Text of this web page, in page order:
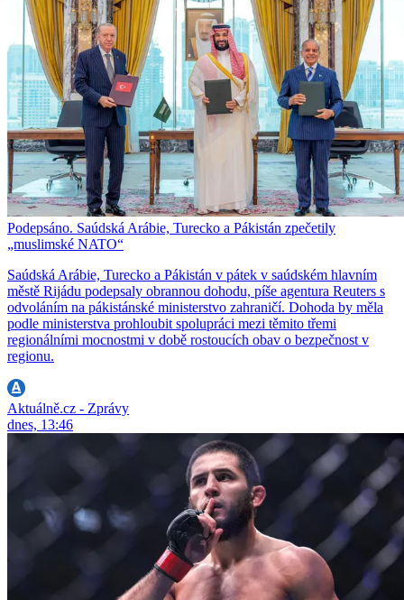
Podepsáno. Saúdská Arábie, Turecko a Pákistán zpečetily
„muslimské NATO“
Saúdská Arábie, Turecko a Pákistán v pátek v saúdském hlavním
městě Rijádu podepsaly obrannou dohodu, píše agentura Reuters s
odvoláním na pákistánské ministerstvo zahraničí. Dohoda by měla
podle ministerstva prohloubit spolupráci mezi těmito třemi
regionálními mocnostmi v době rostoucích obav o bezpečnost v
regionu.
Aktuálně.cz - Zprávy
dnes, 13:46